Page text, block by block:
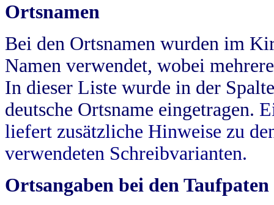
Ortsnamen
Bei den Ortsnamen wurden im
Namen verwendet, wobei
In dieser Liste wurde in der
deutsche Ortsname eingetragen.
liefert zusätzliche Hinweise zu
verwendeten Schreibvarianten.
Ortsangaben bei den Taufpaten